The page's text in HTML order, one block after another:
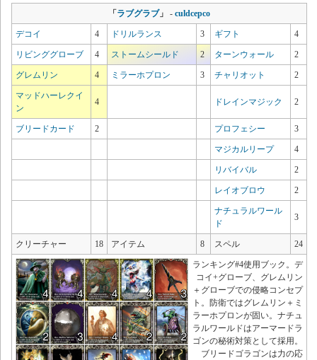
「ラブグラブ」 - culdcepco
デコイ 4 ドリルランス 3 ギフト 4
リビンググローブ 4 ストームシールド 2 ターンウォール 2
グレムリン 4 ミラーホプロン 3 チャリオット 2
マッドハーレクイ
ン
4 ドレインマジック 2
ブリードカード 2 プロフェシー 3
マジカルリープ 4
リバイバル 2
レイオブロウ 2
ナチュラルワール
ド
3
クリーチャー 18 アイテム 8 スペル 24
ランキング#4使用ブック。デ
コイ+グローブ、グレムリン
＋グローブでの侵略コンセプ
ト。防衛ではグレムリン＋ミ
ラーホプロンが固い。ナチュ
ラルワールドはアーマードラ
ゴンの秘術対策として採用。
ブリードゴラゴンは力の応